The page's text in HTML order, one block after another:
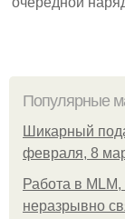
Популярные
Шикарный
февраля, 8
Работа в
неразрывно